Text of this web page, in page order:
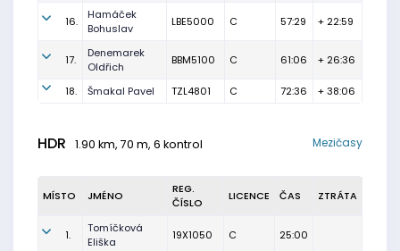
16.
Hamáček
Bohuslav
LBE5000 C 57:29 + 22:59
17.
Denemarek
Oldřich
BBM5100 C 61:06 + 26:36
18. Šmakal Pavel TZL4801 C 72:36 + 38:06
HDR 1.90 km, 70 m, 6 kontrol Mezičasy
MÍSTO JMÉNO
REG.
ČÍSLO
LICENCE ČAS ZTRÁTA
1.
Tomíčková
Eliška
19X1050 C 25:00